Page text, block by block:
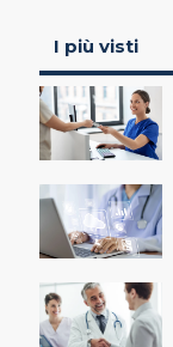
I più visti